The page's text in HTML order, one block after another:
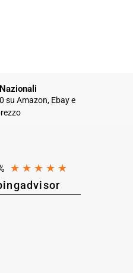
su Amazon, Ebay e
★ ★ ★ ★ ★